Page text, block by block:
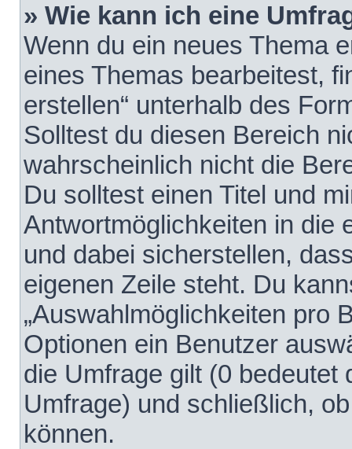
» Wie kann ich eine
Wenn du ein neues Thema
eines Themas bearbeitest,
erstellen“ unterhalb des
Solltest du diesen Bereich
wahrscheinlich nicht die
Du solltest einen Titel und
Antwortmöglichkeiten in die
und dabei sicherstellen,
eigenen Zeile steht. Du
„Auswahlmöglichkeiten pro
Optionen ein Benutzer
die Umfrage gilt (0 bedeutet
Umfrage) und schließlich,
können.